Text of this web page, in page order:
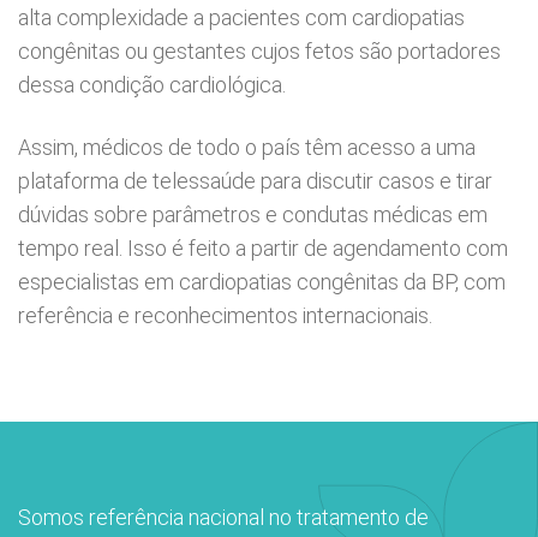
de Exames
(11)3505-1000
ouvidoria@bp.org.br
Fale Conosco
Saiba mais
Rua Maestro Cardim, 769
CEP: 01323-001 | Bela Vista
São Paulo - SP
BP Mirante
Saiba mais
Financeiras
social da BP
corporativa
social
Telemedicina BP
Teleinterconsulta
de Infarto SUS
de Visita
socorro
de cópia de prontuário médico
de orçamento particular
especialidades
alta complexidade a pacientes com cardiopatias
congênitas ou gestantes cujos fetos são portadores
dessa condição cardiológica.
Assim, médicos de todo o país têm acesso a uma
plataforma de telessaúde para discutir casos e tirar
dúvidas sobre parâmetros e condutas médicas em
tempo real. Isso é feito a partir de agendamento com
especialistas em cardiopatias congênitas da BP, com
referência e reconhecimentos internacionais.
Somos referência nacional no tratamento de